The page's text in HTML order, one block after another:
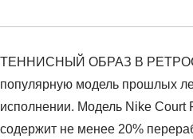
ТЕННИСНЫЙ ОБРАЗ В
популярную модель прошлых
исполнении. Модель Nike Court
содержит не менее 20%